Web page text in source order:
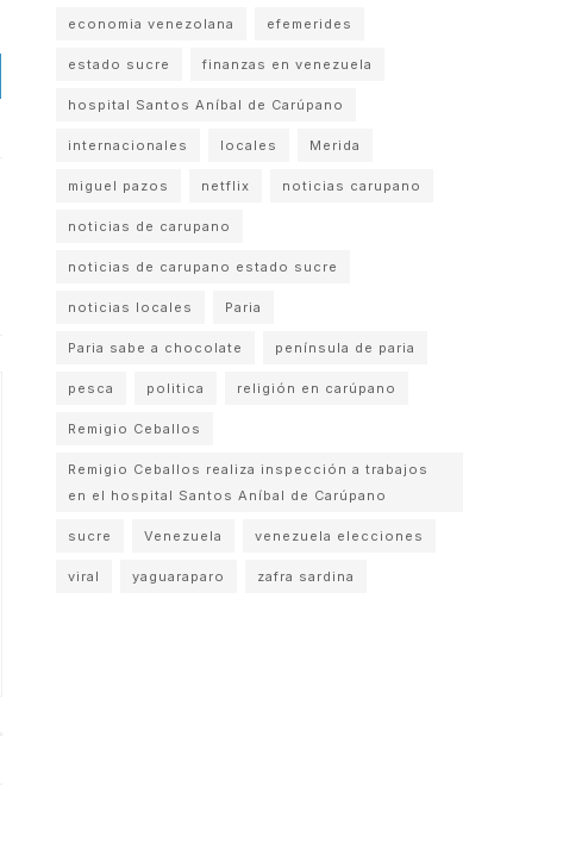
economia venezolana efemerides
estado sucre finanzas en venezuela
hospital Santos Aníbal de Carúpano
internacionales locales Merida
miguel pazos netflix noticias carupano
noticias de carupano
noticias de carupano estado sucre
noticias locales Paria
Paria sabe a chocolate península de paria
pesca politica religión en carúpano
Remigio Ceballos
Remigio Ceballos realiza inspección a trabajos
en el hospital Santos Aníbal de Carúpano
sucre Venezuela venezuela elecciones
viral yaguaraparo zafra sardina